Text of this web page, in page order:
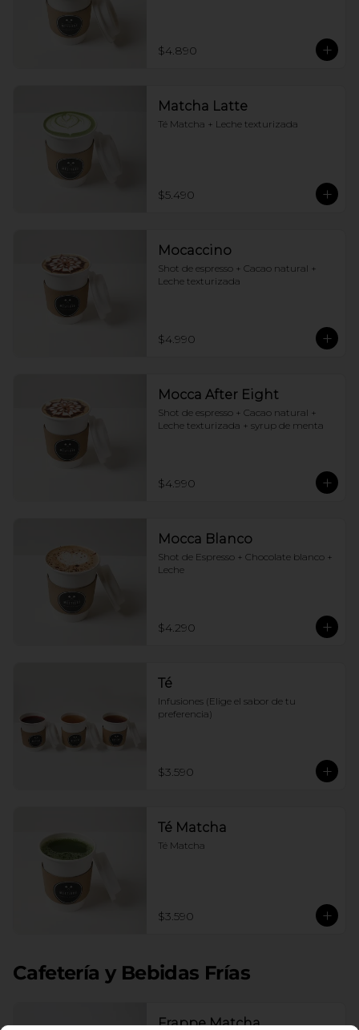
$4.890
Matcha Latte
Té Matcha + Leche texturizada
$5.490
Mocaccino
Shot de espresso + Cacao natural +
Leche texturizada
$4.990
Mocca After Eight
Shot de espresso + Cacao natural +
Leche texturizada + syrup de menta
$4.990
Mocca Blanco
Shot de Espresso + Chocolate blanco +
Leche
$4.290
Té
Infusiones (Elige el sabor de tu
preferencia)
$3.590
Té Matcha
Té Matcha
$3.590
Cafetería y Bebidas Frías
Frappe Matcha